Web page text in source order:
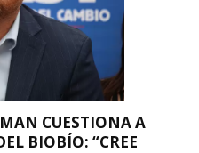
CUESTIONA A
BIOBÍO: “CREE